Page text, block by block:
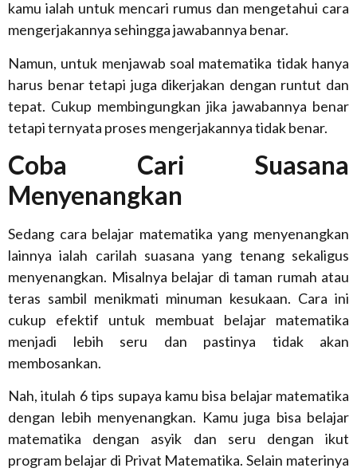
kamu ialah untuk mencari rumus dan mengetahui cara
mengerjakannya sehingga jawabannya benar.
Namun, untuk menjawab soal matematika tidak hanya
harus benar tetapi juga dikerjakan dengan runtut dan
tepat. Cukup membingungkan jika jawabannya benar
tetapi ternyata proses mengerjakannya tidak benar.
Coba Cari Suasana
Menyenangkan
Sedang cara belajar matematika yang menyenangkan
lainnya ialah carilah suasana yang tenang sekaligus
menyenangkan. Misalnya belajar di taman rumah atau
teras sambil menikmati minuman kesukaan. Cara ini
cukup efektif untuk membuat belajar matematika
menjadi lebih seru dan pastinya tidak akan
membosankan.
Nah, itulah 6 tips supaya kamu bisa belajar matematika
dengan lebih menyenangkan. Kamu juga bisa belajar
matematika dengan asyik dan seru dengan ikut
program belajar di Privat Matematika. Selain materinya